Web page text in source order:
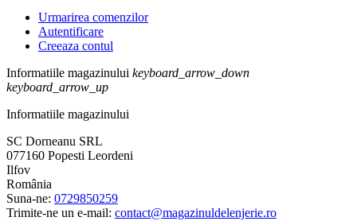
Urmarirea comenzilor
Autentificare
Creeaza contul
Informatiile magazinului keyboard_arrow_down
keyboard_arrow_up
Informatiile magazinului
SC Dorneanu SRL
077160 Popesti Leordeni
Ilfov
România
Suna-ne: 0729850259
Trimite-ne un e-mail: contact@magazinuldelenjerie.ro